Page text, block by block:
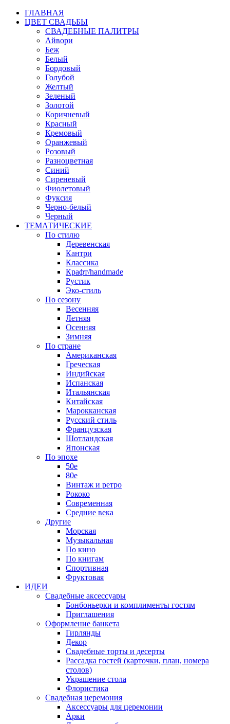
ГЛАВНАЯ
ЦВЕТ СВАДЬБЫ
СВАДЕБНЫЕ ПАЛИТРЫ
Айвори
Беж
Белый
Бордовый
Голубой
Желтый
Зеленый
Золотой
Коричневый
Красный
Кремовый
Оранжевый
Розовый
Разноцветная
Синий
Сиреневый
Фиолетовый
Фуксия
Черно-белый
Черный
ТЕМАТИЧЕСКИЕ
По стилю
Деревенская
Кантри
Классика
Крафт/handmade
Рустик
Эко-стиль
По сезону
Весенняя
Летняя
Осенняя
Зимняя
По стране
Американская
Греческая
Индийская
Испанская
Итальянская
Китайская
Марокканская
Русский стиль
Французская
Шотландская
Японская
По эпохе
50е
80е
Винтаж и ретро
Рококо
Современная
Средние века
Другие
Морская
Музыкальная
По кино
По книгам
Спортивная
Фруктовая
ИДЕИ
Свадебные аксессуары
Бонбоньерки и комплименты гостям
Приглашения
Оформление банкета
Гирлянды
Декор
Свадебные торты и десерты
Рассадка гостей (карточки, план, номера
столов)
Украшение стола
Флористика
Свадебная церемония
Аксессуары для церемонии
Арки